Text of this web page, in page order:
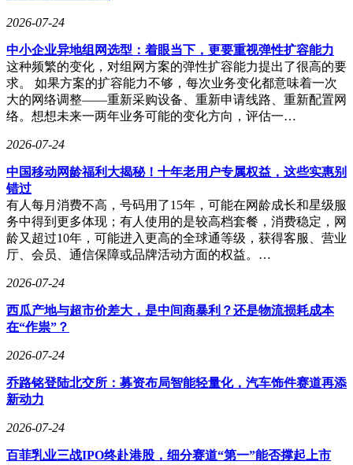
片硼钢包覆，每平方厘米抗压15吨；搭配加强横梁与10毫米超
零侵入。针对托底风险，沃尔沃独创6°夹角电池托底测试，模
拟更严苛的碰撞场景。智能熔断双保险可在3毫秒内切断高压
回路，全栈自研的BMS电池管理系统则24小时监测电池状
态，主动预防热失控。基于SPA2原生纯电架构，电池防护结
构与笼式车身深度融合，使EX90扭转刚度较SPA平台的XC90
两款车型的上市，标志着沃尔沃从燃油时代向电动时代的战略
跃迁。凭借对安全、健康与可持续的坚守，沃尔沃正以技术创
新重新诠释豪华电动出行的内涵，为消费者提供值得信赖的电
动化解决方案。
2026-07-24
中小企业异地组网选型：着眼当下，更要重视弹性扩容能力
这种频繁的变化，对组网方案的弹性扩容能力提出了很高的要
求。 如果方案的扩容能力不够，每次业务变化都意味着一次
大的网络调整——重新采购设备、重新申请线路、重新配置网
络。想想未来一两年业务可能的变化方向，评估一…
2026-07-24
中国移动网龄福利大揭秘！十年老用户专属权益，这些实惠别
错过
有人每月消费不高，号码用了15年，可能在网龄成长和星级服
务中得到更多体现；有人使用的是较高档套餐，消费稳定，网
龄又超过10年，可能进入更高的全球通等级，获得客服、营业
厅、会员、通信保障或品牌活动方面的权益。…
2026-07-24
西瓜产地与超市价差大，是中间商暴利？还是物流损耗成本
在“作祟”？
2026-07-24
乔路铭登陆北交所：募资布局智能轻量化，汽车饰件赛道再添
新动力
2026-07-24
百菲乳业三战IPO终赴港股，细分赛道“第一”能否撑起上市